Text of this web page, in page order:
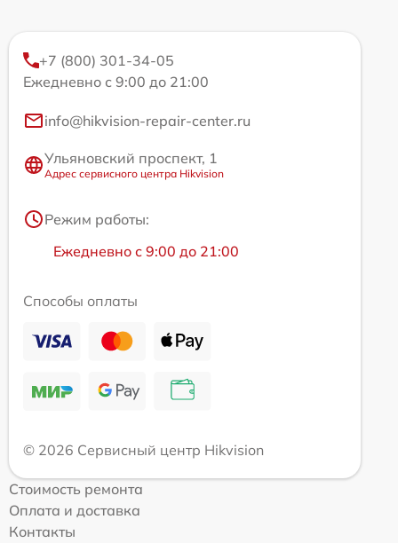
+7 (800) 301-34-05
Ежедневно с 9:00 до 21:00
info@hikvision-repair-center.ru
Ульяновский проспект, 1
Адрес сервисного центра Hikvision
Режим работы:
Ежедневно с 9:00 до 21:00
Способы оплаты
© 2026 Сервисный центр Hikvision
Стоимость ремонта
Оплата и доставка
Контакты